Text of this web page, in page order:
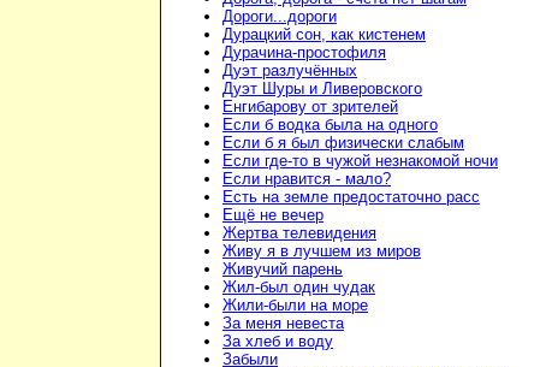
Дороги...дороги
Дурацкий сон, как кистенем
Дурачина-простофиля
Дуэт разлучённых
Дуэт Шуры и Ливеровского
Енгибарову от зрителей
Если б водка была на одного
Если б я был физически слабым
Если где-то в чужой незнакомой ночи
Если нравится - мало?
Есть на земле предостаточно расс
Ещё не вечер
Жертва телевидения
Живу я в лучшем из миров
Живучий парень
Жил-был один чудак
Жили-были на море
За меня невеста
За хлеб и воду
Забыли